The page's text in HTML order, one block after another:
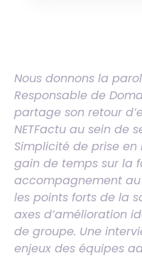
Nous donnons la
Responsable de
partage son retour
NETFactu au sein de
Simplicité de prise
gain de temps sur la
accompagnement
les points forts de la
axes d’amélioration
de groupe. Une
enjeux des équipes